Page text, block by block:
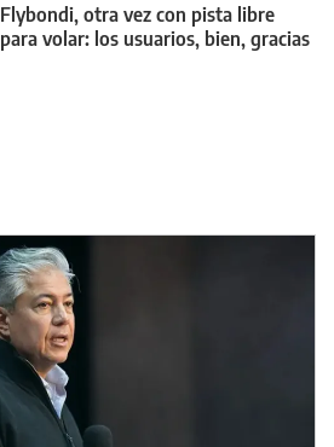
Flybondi, otra vez con pista libre
para volar: los usuarios, bien, gracias